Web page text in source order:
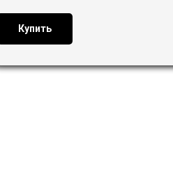
Купить